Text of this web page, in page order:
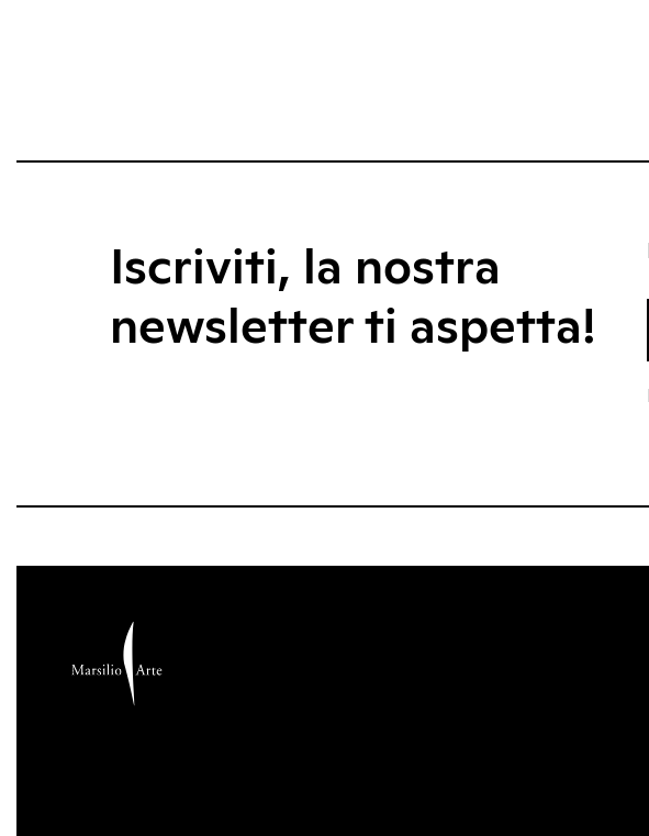
Iscriviti, la nostra
newsletter ti aspetta!